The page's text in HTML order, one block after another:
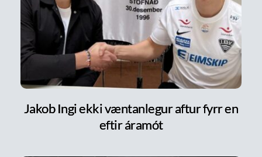
Jakob Ingi ekki væntanlegur aftur fyrr en
eftir áramót